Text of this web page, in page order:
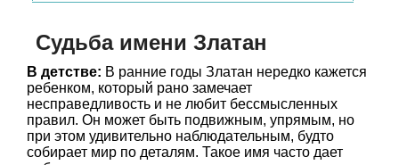
Судьба имени Златан
В детстве: В ранние годы Златан нередко кажется
ребенком, который рано замечает
несправедливость и не любит бессмысленных
правил. Он может быть подвижным, упрямым, но
при этом удивительно наблюдательным, будто
собирает мир по деталям. Такое имя часто дает